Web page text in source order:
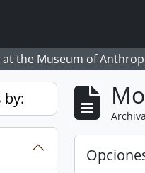
the Museum of
by: